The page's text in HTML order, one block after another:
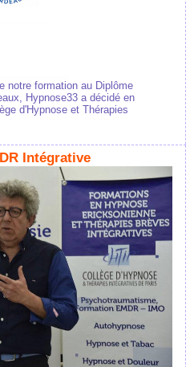
notre formation au Diplôme
Hypnose33 a décidé en
d'Hypnose et Thérapies
Intégrative